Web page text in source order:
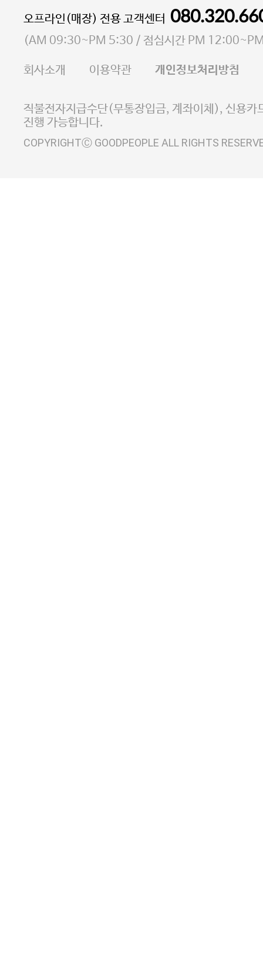
통신판매업 신고번호 2023-서울마포-3931호
사업자등록번호 105-81-58242
E-MAIL goodpeople@gpin.co.kr
사업자정보확인
이니시스 에스크로 서비
오프라인(매장) 전용 고객센터
(AM 09:30~PM 5:30 / 점심시간 PM
회사소개 이용약관 개인정보처리방침
직불전자지급수단(무통장입금, 계좌이체), 신용카
진행 가능합니다.
COPYRIGHTⒸ GOODPEOPLE ALL RIGHTS